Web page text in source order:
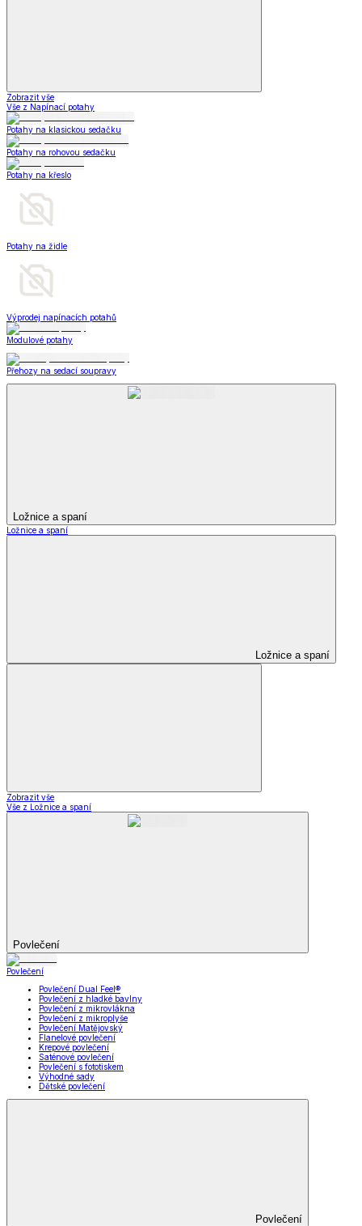
Zobrazit vše
Vše z Napínací potahy
Potahy na klasickou sedačku
Potahy na rohovou sedačku
Potahy na křeslo
Potahy na židle
Výprodej napínacích potahů
Modulové potahy
Přehozy na sedací soupravy
Ložnice a spaní
Ložnice a spaní
Ložnice a spaní
Zobrazit vše
Vše z Ložnice a spaní
Povlečení
Povlečení
Povlečení Dual Feel®
Povlečení z hladké bavlny
Povlečení z mikrovlákna
Povlečení z mikroplyše
Povlečení Matějovský
Flanelové povlečení
Krepové povlečení
Saténové povlečení
Povlečení s fototiskem
Výhodné sady
Dětské povlečení
Povlečení